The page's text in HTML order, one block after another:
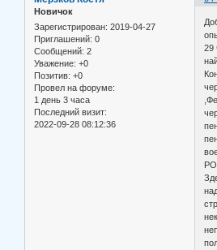
Новичок
Зарегистрирован: 2019-04-27
Приглашений: 0
Сообщений: 2
Уважение: +0
Позитив: +0
Провел на форуме:
1 день 3 часа
Последний визит:
2022-09-28 08:12:36
29